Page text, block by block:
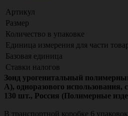
Артикул
Размер
Количество в упаковке
Единица измерения для части
Базовая единица
Ставки налогов
Зонд урогенитальный
А), одноразового использования,
130 шт., Россия (Полимерные
В транспортной коробке 6